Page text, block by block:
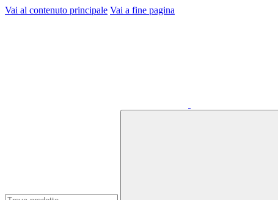
Vai al contenuto principale Vai a fine pagina